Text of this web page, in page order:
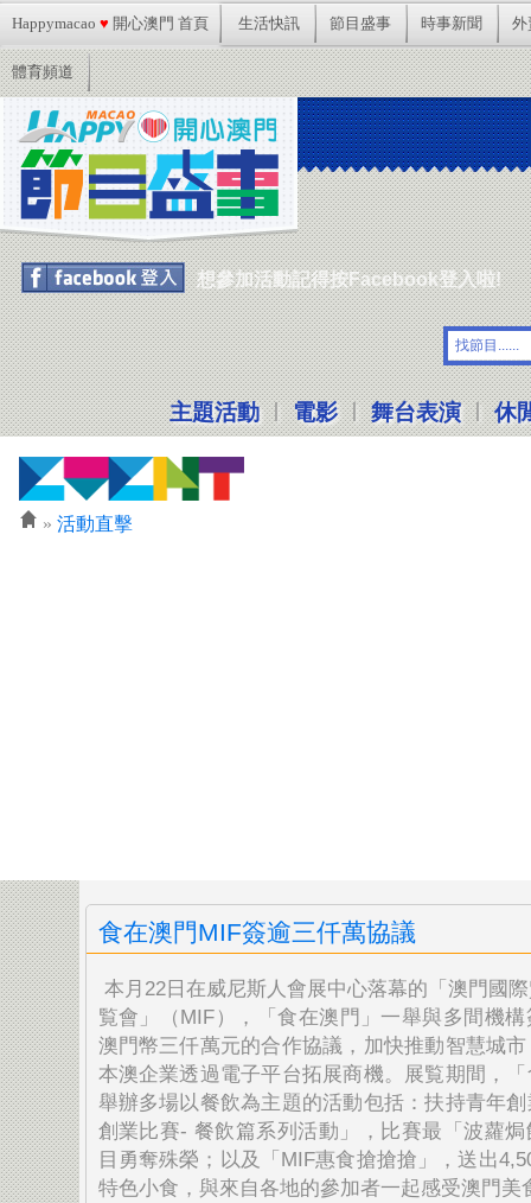
Happymacao ♥ 開心澳門 首頁 生活快訊 節目盛事 時事新聞 外
體育頻道
想參加活動記得按Facebook登入啦!
主題活動 | 電影 | 舞台表演 | 休
» 活動直擊
食在澳門MIF簽逾三仟萬協議
本月22日在威尼斯人會展中心落幕的「澳門國
覧會」（MIF），「食在澳門」一舉與多間機
澳門幣三仟萬元的合作協議，加快推動智慧城
本澳企業透過電子平台拓展商機。展覧期間，
舉辦多場以餐飲為主題的活動包括：扶持青年
創業比賽- 餐飲篇系列活動」，比賽最「波蘿
目勇奪殊榮；以及「MIF惠食搶搶搶」，送出
特色小食，與來自各地的參加者一起感受澳門美